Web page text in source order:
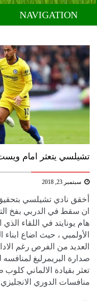
NAVIGATION
تشيلسي يتعثر امام
سبتمبر 23, 2018
أخقق نادي ​تشيلسي​
ان سقط في الدربي بفخ
هام يونايتد​ في اللقاء
الأولمبي ، حيث اضاع
العديد من الفرص رغم
صدارة البريمرليغ
منافسات الدوري الانجليزي